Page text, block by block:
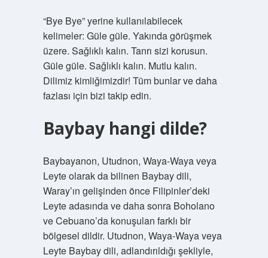
“Bye Bye” yerine kullanılabilecek
kelimeler: Güle güle. Yakında görüşmek
üzere. Sağlıklı kalın. Tanrı sizi korusun.
Güle güle. Sağlıklı kalın. Mutlu kalın.
Dilimiz kimliğimizdir! Tüm bunlar ve daha
fazlası için bizi takip edin.
Baybay hangi dilde?
Baybayanon, Utudnon, Waya-Waya veya
Leyte olarak da bilinen Baybay dili,
Waray’ın gelişinden önce Filipinler’deki
Leyte adasında ve daha sonra Boholano
ve Cebuano’da konuşulan farklı bir
bölgesel dildir. Utudnon, Waya-Waya veya
Leyte Baybay dili, adlandırıldığı şekliyle,